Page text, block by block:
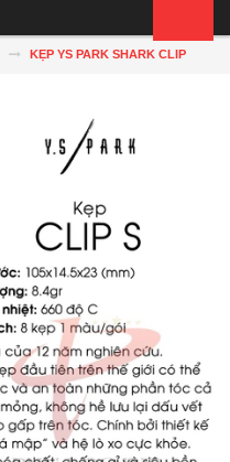
KẸP YS PARK SHARK CLIP